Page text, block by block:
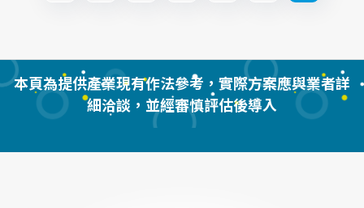
本頁為提供產業現有作法參考，實際方案應與業者詳
細洽談，並經審慎評估後導入